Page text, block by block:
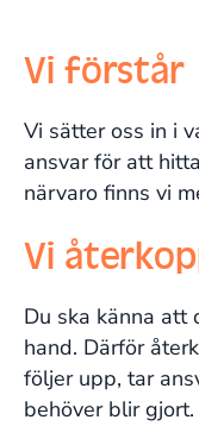
Vi förstår
Vi sätter oss in i
ansvar för att
närvaro finns vi
Vi
Du ska känna att
hand. Därför
följer upp, tar
behöver blir gjort.